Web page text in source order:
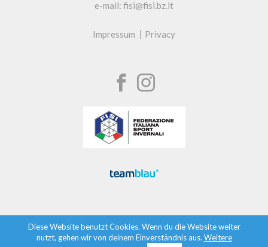
e-mail: fisi@fisi.bz.it
Impressum Privacy
Diese Website benutzt Cookies. Wenn du die Website weiter
nutzt, gehen wir von deinem Einverständnis aus. Weitere